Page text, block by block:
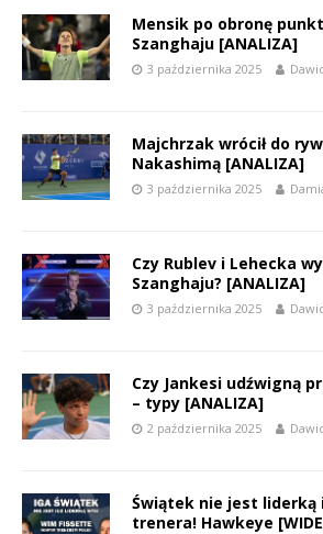
Mensik po obronę
Szanghaju [ANALIZA]
3 października 2025
Majchrzak wrócił do
Nakashimą [ANALIZA]
3 października 2025
Czy Rublev i Lehecka
Szanghaju? [ANALIZA]
3 października 2025
Czy Jankesi udźwigną
– typy [ANALIZA]
2 października 2025
Świątek nie jest liderką
trenera! Hawkeye